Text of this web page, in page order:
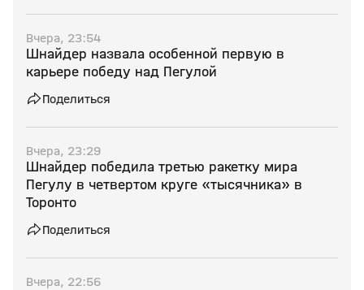
Вчера, 23:54
Шнайдер назвала особенной первую в
карьере победу над Пегулой
Поделиться
Вчера, 23:29
Шнайдер победила третью ракетку мира
Пегулу в четвертом круге «тысячника» в
Торонто
Поделиться
Вчера, 22:56